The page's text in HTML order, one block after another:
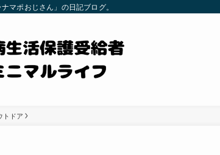
マポおじさん」の日記ブログ。
トドア